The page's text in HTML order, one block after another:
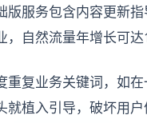
服务包含内容更新
自然流量年增长可达
复业务关键词，如
植入引导，破坏用